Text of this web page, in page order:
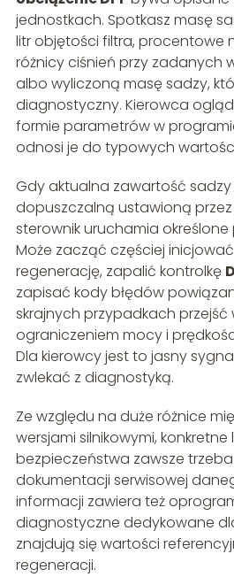
jednostkach. Spotkasz masę
litr objętości filtra, procentowe
różnicy ciśnień przy zadanych
albo wyliczoną masę sadzy,
diagnostyczny. Kierowca
formie parametrów w
odnosi je do typowych
Gdy aktualna zawartość
dopuszczalną ustawioną
sterownik uruchamia
Może zacząć częściej
regenerację, zapalić kontrolkę
zapisać kody błędów
skrajnych przypadkach przejść
ograniczeniem mocy i
Dla kierowcy jest to jasny
zwlekać z diagnostyką.
Ze względu na duże różnice
wersjami silnikowymi,
bezpieczeństwa zawsze
dokumentacji serwisowej
informacji zawiera też
diagnostyczne dedykowane
znajdują się wartości
regeneracji.